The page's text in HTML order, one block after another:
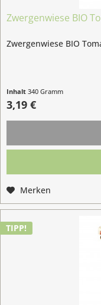
Zwergenwiese BIO
Zwergenwiese BIO
Inhalt340 Gramm
(0,94 € / 100 Gramm)
3,19 €
Merken
TIPP!